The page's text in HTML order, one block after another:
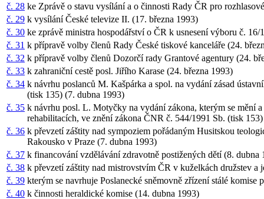
č. 28 ke Zprávě o stavu vysílání a o činnosti Rady ČR pro
č. 29 k vysílání České televize II. (17. března 1993)
č. 30 ke zprávě ministra hospodářství o ČR k usnesení výboru č.
č. 31 k přípravě volby členů Rady České tiskové kanceláře (24.
č. 32 k přípravě volby členů Dozorčí rady Grantové agentury (24.
č. 33 k zahraniční cestě posl. Jiřího Karase (24. března 1993)
č. 34 k návrhu poslanců M. Kašpárka a spol. na vydání zásad
(tisk 135) (7. dubna 1993)
č. 35 k návrhu posl. L. Motyčky na vydání zákona, kterým se mění
rehabilitacích, ve znění zákona ČNR č. 544/1991 Sb. (tisk
č. 36 k převzetí záštity nad sympoziem pořádaným Husitskou
Rakousko v Praze (7. dubna 1993)
č. 37 k financování vzdělávání zdravotně postižených dětí (8. dubna
č. 38 k převzetí záštity nad mistrovstvím ČR v kuželkách družstev
č. 39 kterým se navrhuje Poslanecké sněmovně zřízení stálé
č. 40 k činnosti heraldické komise (14. dubna 1993)